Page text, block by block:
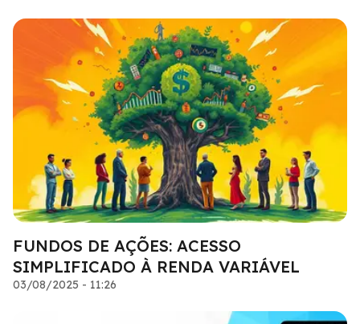
FUNDOS DE AÇÕES: ACESSO
SIMPLIFICADO À RENDA VARIÁVEL
03/08/2025 - 11:26